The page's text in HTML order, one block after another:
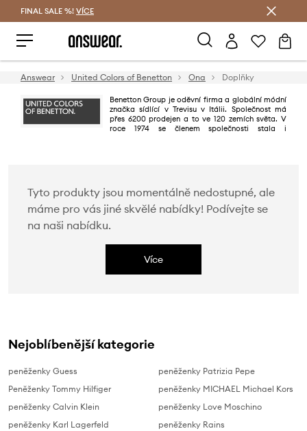
FINAL SALE %! VÍCE
Answear United Colors of Benetton Ona Doplňky
Benetton Group je oděvní firma a globální módní
značka sídlící v Trevisu v Itálii. Společnost má
přes 6200 prodejen a to ve 120 zemích světa. V
roce 1974 se členem společnosti stala i
Tyto produkty jsou momentálně nedostupné, ale
máme pro vás jiné skvělé nabídky! Podívejte se
na naši nabídku.
Více
Nejoblíbenější kategorie
peněženky Guess
Peněženky Tommy Hilfiger
peněženky Calvin Klein
peněženky Karl Lagerfeld
peněženky Patrizia Pepe
peněženky MICHAEL Michael Kors
peněženky Love Moschino
peněženky Rains